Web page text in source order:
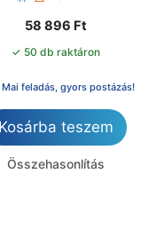
58 896 Ft
✓ 50 db raktáron
Mai feladás, gyors postázás!
Kosárba teszem
Összehasonlítás